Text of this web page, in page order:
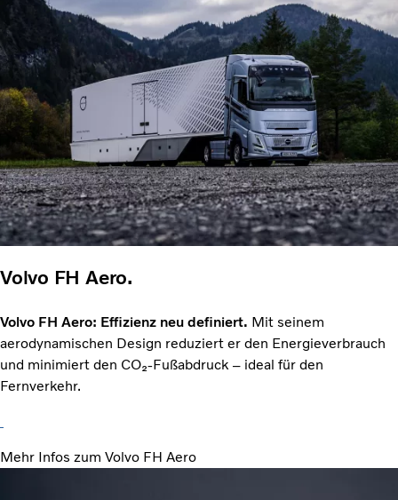
Volvo FH Aero.
Volvo FH Aero: Effizienz neu definiert. Mit seinem
aerodynamischen Design reduziert er den Energieverbrauch
und minimiert den CO₂-Fußabdruck – ideal für den
Fernverkehr.
Mehr Infos zum Volvo FH Aero